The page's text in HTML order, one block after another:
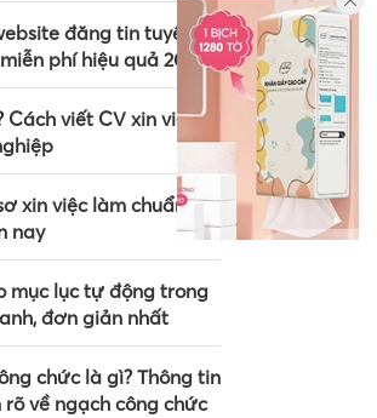
đăng tin tuyển
phí hiệu quả 2024
Cách viết CV xin việc
xin việc làm chuẩn
nay
mục lục tự động trong
đơn giản nhất
chức là gì? Thông tin
rõ về ngạch công chức